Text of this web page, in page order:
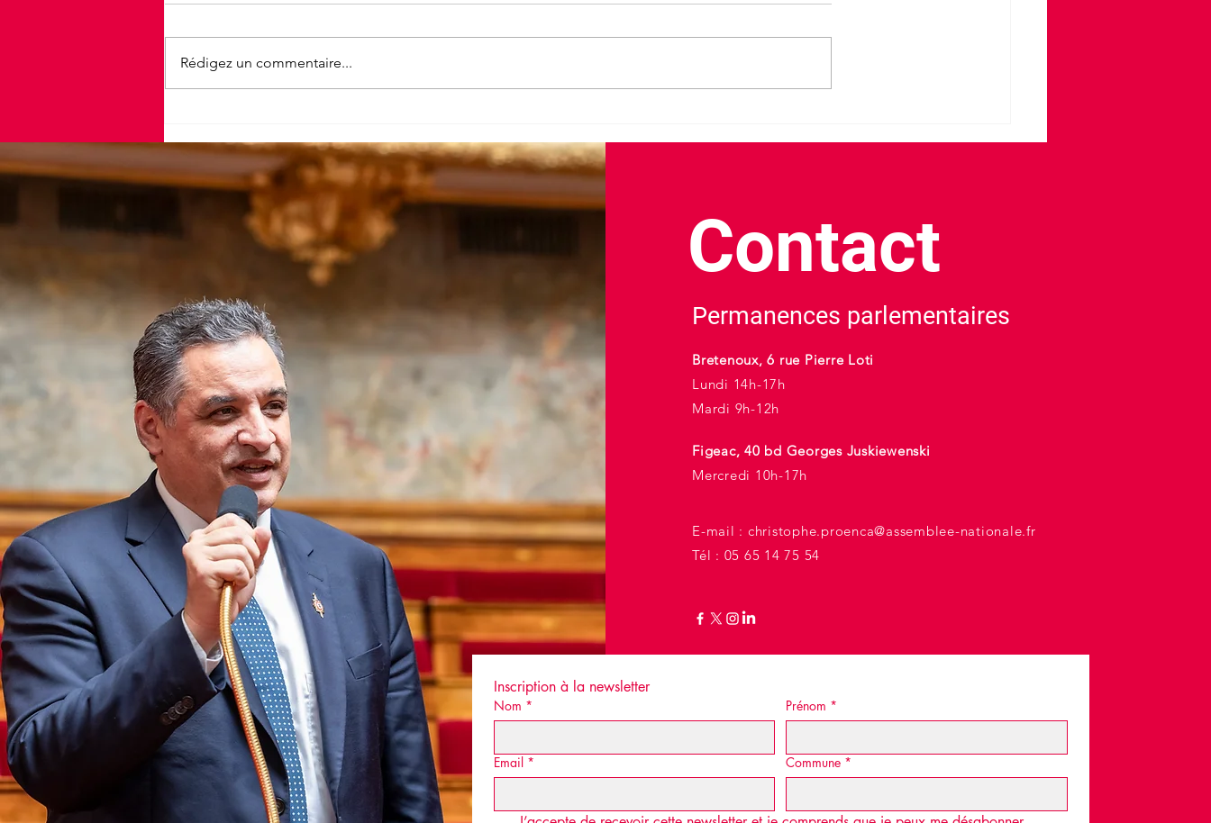
Rédigez un commentaire...
Contact
Permanences parlementaires
Bretenoux, 6 rue Pierre Loti
Lundi 14h-17h
Mardi 9h-12h
Figeac, 40 bd Georges Juskiewenski
Mercredi 10h-17h
E-mail : christophe.proenca@assemblee-nationale.fr
Tél : 05 65 14 75 54
Inscription à la newsletter
Nom * Prénom *
Email * Commune *